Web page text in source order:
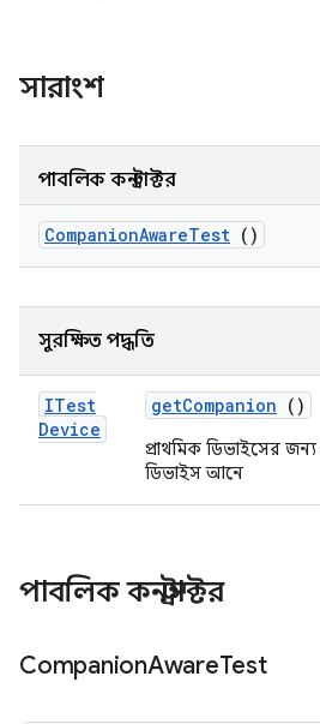
সারাংশ
পাবলিক কনস্ট্রাক্টর
CompanionAwareTest ()
সুরক্ষিত পদ্ধতি
ITest
Device
getCompanion ()
প্রাথমিক ডিভাইসের
ডিভাইস আনে
পাবলিক কনস্ট্রাক্টর
CompanionAwareTest